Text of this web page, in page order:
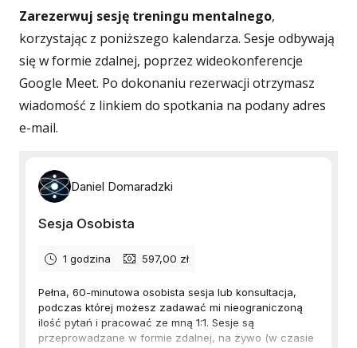
Zarezerwuj sesję treningu mentalnego,
korzystając z poniższego kalendarza. Sesje odbywają
się w formie zdalnej, poprzez wideokonferencje
Google Meet. Po dokonaniu rezerwacji otrzymasz
wiadomość z linkiem do spotkania na podany adres
e-mail.